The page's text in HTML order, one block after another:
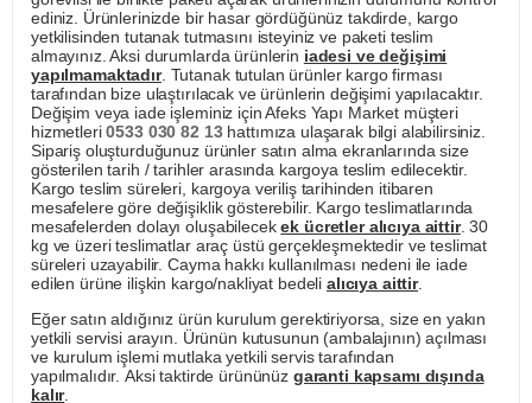
ediniz. Ürünlerinizde bir hasar gördüğünüz takdirde, kargo
yetkilisinden tutanak tutmasını isteyiniz ve paketi teslim
almayınız. Aksi durumlarda ürünlerin iadesi ve değişimi
yapılmamaktadır. Tutanak tutulan ürünler kargo firması
tarafından bize ulaştırılacak ve ürünlerin değişimi yapılacaktır.
Değişim veya iade işleminiz için Afeks Yapı Market müşteri
hizmetleri0533 030 82 13hattımıza ulaşarak bilgi alabilirsiniz.
Sipariş oluşturduğunuz ürünler satın alma ekranlarında size
gösterilen tarih / tarihler arasında kargoya teslim edilecektir.
Kargo teslim süreleri, kargoya veriliş tarihinden itibaren
mesafelere göre değişiklik gösterebilir. Kargo teslimatlarında
mesafelerden dolayı oluşabilecekek ücretler alıcıya aittir. 30
kg ve üzeri teslimatlar araç üstü gerçekleşmektedir ve teslimat
süreleri uzayabilir. Cayma hakkı kullanılması nedeni ile iade
edilen ürüne ilişkin kargo/nakliyat bedeli alıcıya aittir.
Eğer satın aldığınız ürün kurulum gerektiriyorsa, size en yakın
yetkili servisi arayın. Ürünün kutusunun (ambalajının) açılması
ve kurulum işlemi mutlaka yetkili servis tarafından
yapılmalıdır. Aksi taktirde ürününüz garanti kapsamı dışında
kalır.